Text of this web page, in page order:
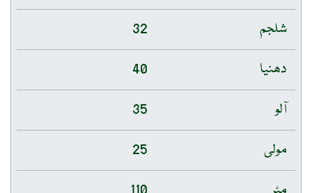
شلجم
32
دھنیا
40
آلو
35
مولی
25